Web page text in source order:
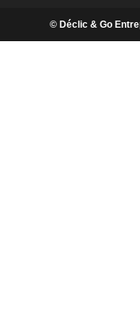
© Déclic & Go